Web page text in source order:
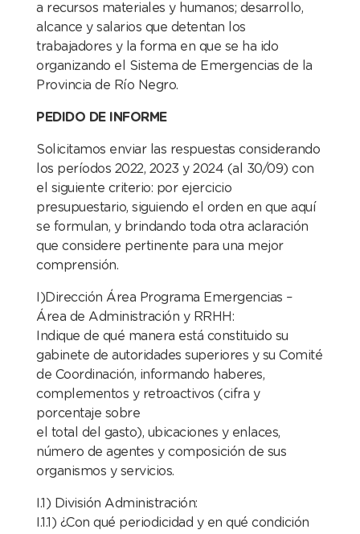
a recursos materiales y humanos; desarrollo,
alcance y salarios que detentan los
trabajadores y la forma en que se ha ido
organizando el Sistema de Emergencias de la
Provincia de Río Negro.
PEDIDO DE INFORME
Solicitamos enviar las respuestas considerando
los períodos 2022, 2023 y 2024 (al 30/09) con
el siguiente criterio: por ejercicio
presupuestario, siguiendo el orden en que aquí
se formulan, y brindando toda otra aclaración
que considere pertinente para una mejor
comprensión.
I)Dirección Área Programa Emergencias –
Área de Administración y RRHH:
Indique de qué manera está constituido su
gabinete de autoridades superiores y su Comité
de Coordinación, informando haberes,
complementos y retroactivos (cifra y
porcentaje sobre
el total del gasto), ubicaciones y enlaces,
número de agentes y composición de sus
organismos y servicios.
I.1) División Administración:
I.1.1) ¿Con qué periodicidad y en qué condición